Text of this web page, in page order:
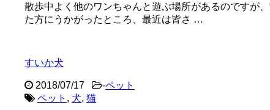
散歩中よく他のワンちゃんと遊ぶ場所があるのですが
た方にうかがったところ、最近は皆さ …
すいか犬
2018/07/17 -ペット
ペット , 犬, 猫